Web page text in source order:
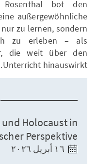
bot den
außergewöhnliche
zu lernen, sondern
zu erleben – als
die weit über den
Unterricht hinauswirkt.
Holocaust in
Perspektive